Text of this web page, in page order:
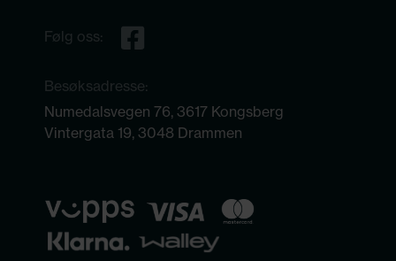
Følg oss:
Besøksadresse:
Numedalsvegen 76, 3617 Kongsberg
Vintergata 19, 3048 Drammen